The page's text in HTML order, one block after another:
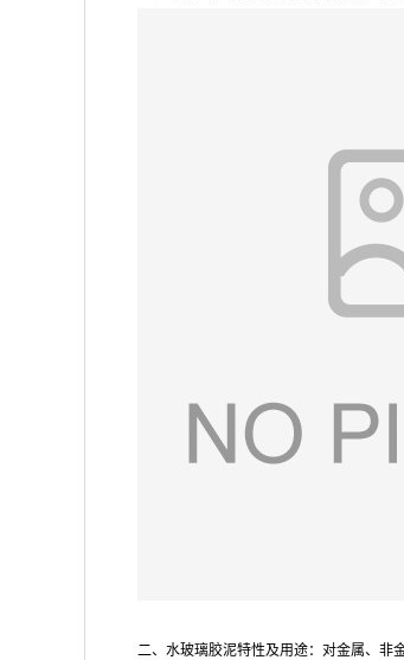
二、水玻璃胶泥特性及用途：对金属、非金